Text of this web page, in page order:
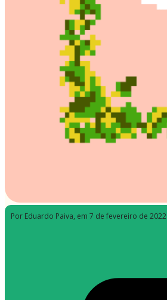
Por Eduardo Paiva, em 7 de fevereiro de 2022